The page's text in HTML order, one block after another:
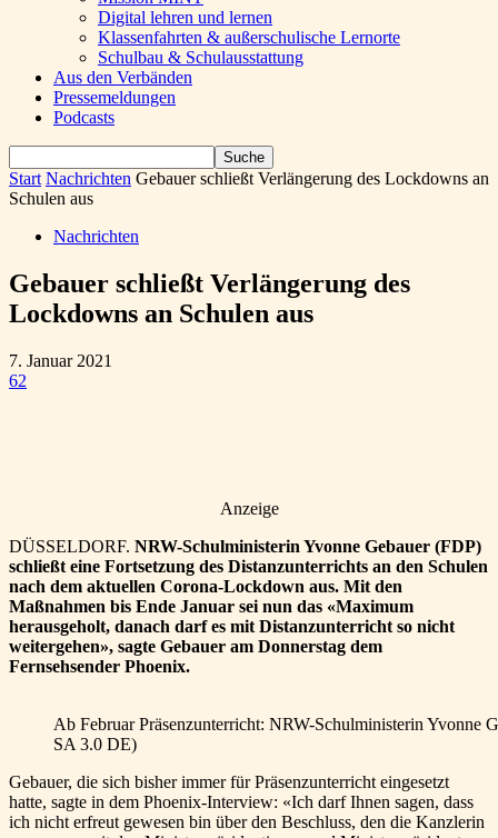
Digital lehren und lernen
Klassenfahrten & außerschulische Lernorte
Schulbau & Schulausstattung
Aus den Verbänden
Pressemeldungen
Podcasts
Start Nachrichten Gebauer schließt Verlängerung des Lockdowns an
Schulen aus
Nachrichten
Gebauer schließt Verlängerung des
Lockdowns an Schulen aus
7. Januar 2021
62
Anzeige
DÜSSELDORF. NRW-Schulministerin Yvonne Gebauer (FDP)
schließt eine Fortsetzung des Distanzunterrichts an den Schulen
nach dem aktuellen Corona-Lockdown aus. Mit den
Maßnahmen bis Ende Januar sei nun das «Maximum
herausgeholt, danach darf es mit Distanzunterricht so nicht
weitergehen», sagte Gebauer am Donnerstag dem
Fernsehsender Phoenix.
Ab Februar Präsenzunterricht: NRW-Schulministerin
SA 3.0 DE)
Gebauer, die sich bisher immer für Präsenzunterricht eingesetzt
hatte, sagte in dem Phoenix-Interview: «Ich darf Ihnen sagen, dass
ich nicht erfreut gewesen bin über den Beschluss, den die Kanzlerin